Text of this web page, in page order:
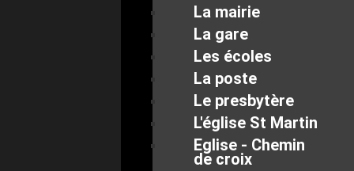
La mairie
La gare
Les écoles
La poste
Le presbytère
L'église St Martin
Eglise - Chemin
de croix